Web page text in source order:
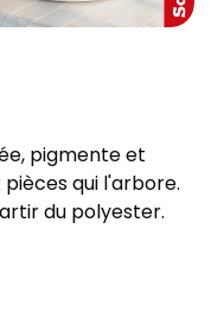
pigmente et
qui l'arbore.
du polyester.